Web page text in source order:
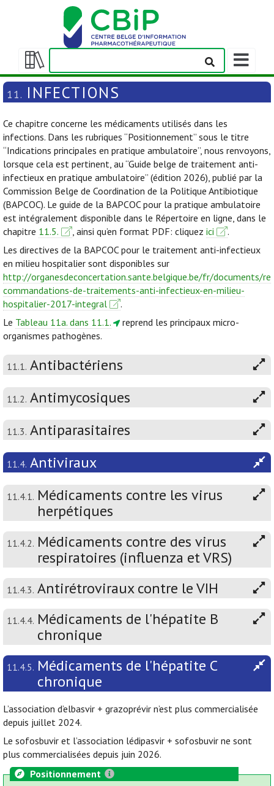
Afficher/masquer
la
table
matières
Afficher/
la
barre
navigation
11. INFECTIONS
Ce chapitre concerne les médicaments utilisés dans les
infections. Dans les rubriques “Positionnement” sous le titre
“Indications principales en pratique ambulatoire”, nous renvoyons,
lorsque cela est pertinent, au “Guide belge de traitement anti-
infectieux en pratique ambulatoire” (édition 2026), publié par la
Commission Belge de Coordination de la Politique Antibiotique
(BAPCOC). Le guide de la BAPCOC pour la pratique ambulatoire
est intégralement disponible dans le Répertoire en ligne, dans le
chapitre 11.5. , ainsi qu’en format PDF: cliquez ici
.
Les directives de la BAPCOC pour le traitement anti-infectieux
en milieu hospitalier sont disponibles sur
http://organesdeconcertation.sante.belgique.be/fr/documents/re
commandations-de-traitements-anti-infectieux-en-milieu-
hospitalier-2017-integral
.
Le Tableau 11a. dans 11.1.
reprend les principaux micro-
organismes pathogènes.
11.1. Antibactériens
11.2. Antimycosiques
11.3. Antiparasitaires
11.4. Antiviraux
11.4.1. Médicaments contre les virus
herpétiques
11.4.2. Médicaments contre des virus
respiratoires (influenza et VRS)
11.4.3. Antirétroviraux contre le VIH
11.4.4. Médicaments de l'hépatite B
chronique
11.4.5. Médicaments de l'hépatite C
chronique
L’association d’elbasvir + grazoprévir n’est plus commercialisée
depuis juillet 2024.
Le sofosbuvir et l’association lédipasvir + sofosbuvir ne sont
plus commercialisées depuis juin 2026.
Positionnement